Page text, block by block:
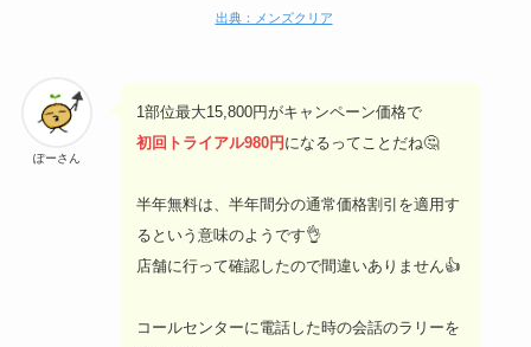
出典：メンズクリア
ぽーさん
1部位最大15,800円がキャンペーン価格で
初回トライアル980円 になるってことだね🤔
半年無料は、半年間分の通常価格割引を適用す
るという意味のようです👌
店舗に行って確認したので間違いありません👍
コールセンターに電話した時の会話のラリーを